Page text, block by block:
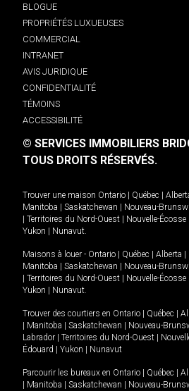
BLOGUE
PROPRIÉTÉS LUXUEUSES
COMMERCIAL
INTRANET
AVIS JURIDIQUE
CONFIDENTIALITÉ
TÉMOINS
ACCESSIBILITÉ
© SERVICES IMMOBILIERS
TOUS DROITS RÉSERVÉS.
Trouver une maison Ontario Québec
Manitoba
Saskatchewan Nouveau-
Territoires du Nord-Ouest Nouvelle-Écosse
Yukon
Nunavut.
Maisons à louer - Ontario Québec Alberta
Manitoba
Saskatchewan Nouveau-
Territoires du Nord-Ouest Nouvelle-Écosse
Yukon
Nunavut.
Trouver des courtiers en Ontario Québec
Manitoba Saskatchewan Nouveau-
Labrador
Territoires du Nord-Ouest
Édouard
Yukon Nunavut
Parcourir les bureaux en Ontario Québec
Manitoba Saskatchewan Nouveau-